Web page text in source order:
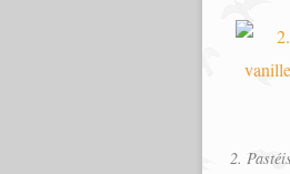
2.